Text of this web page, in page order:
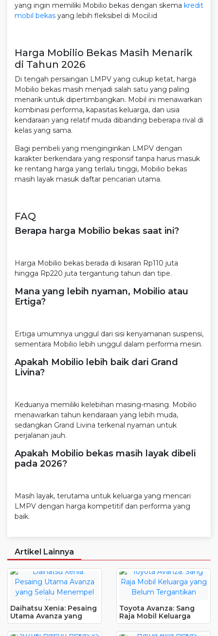
yang ingin memiliki Mobilio bekas dengan skema kredit
mobil bekas yang lebih fleksibel di Mocil.id
Harga Mobilio Bekas Masih Menarik
di Tahun 2026
Di tengah persaingan LMPV yang cukup ketat, harga
Mobilio bekas masih menjadi salah satu yang paling
menarik untuk dipertimbangkan. Mobil ini menawarkan
kombinasi performa, kapasitas keluarga, dan usia
kendaraan yang relatif muda dibanding beberapa rival di
kelas yang sama.
Bagi pembeli yang menginginkan LMPV dengan
karakter berkendara yang responsif tanpa harus masuk
ke rentang harga yang terlalu tinggi, Mobilio bekas
masih layak masuk daftar pencarian utama.
FAQ
Berapa harga Mobilio bekas saat ini?
Harga Mobilio bekas berada di kisaran Rp110 juta
hingga Rp220 juta tergantung tahun dan tipe.
Mana yang lebih nyaman, Mobilio atau
Ertiga?
Ertiga umumnya unggul dari sisi kenyamanan suspensi,
sementara Mobilio lebih unggul dalam performa mesin.
Apakah Mobilio lebih baik dari Grand
Livina?
Keduanya memiliki kelebihan masing-masing. Mobilio
menawarkan tahun kendaraan yang lebih muda,
sedangkan Grand Livina terkenal nyaman untuk
perjalanan jauh.
Apakah Mobilio bekas masih layak dibeli
pada 2026?
Masih layak, terutama untuk keluarga yang mencari
LMPV dengan harga kompetitif dan performa yang
baik.
Artikel Lainnya
Daihatsu Xenia: Pesaing
Utama Avanza yang
Selalu Menempel Ketat
Toyota Avanza: Sang
Raja Mobil Keluarga
yang Belum Tergantikan